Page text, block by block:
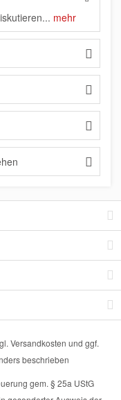
mehr
Versandkosten und ggf.
beschrieben
gem. § 25a UStG